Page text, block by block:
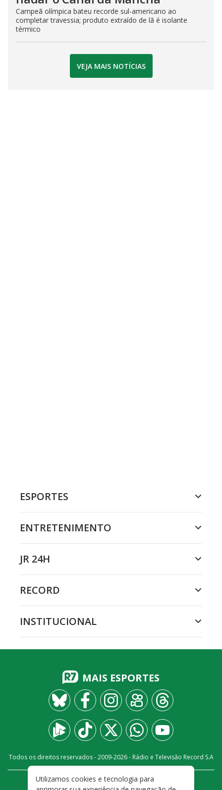
Campeã olímpica bateu recorde sul-americano ao
completar travessia; produto extraído de lã é isolante
térmico
VEJA MAIS NOTÍCIAS
ESPORTES
ENTRETENIMENTO
JR 24H
RECORD
INSTITUCIONAL
MAIS ESPORTES
Todos os direitos reservados - 2009-2026- Rádio e Televisão Record S.A
FALE CONOSCO PRIVACIDADE
Utilizamos cookies e tecnologia para